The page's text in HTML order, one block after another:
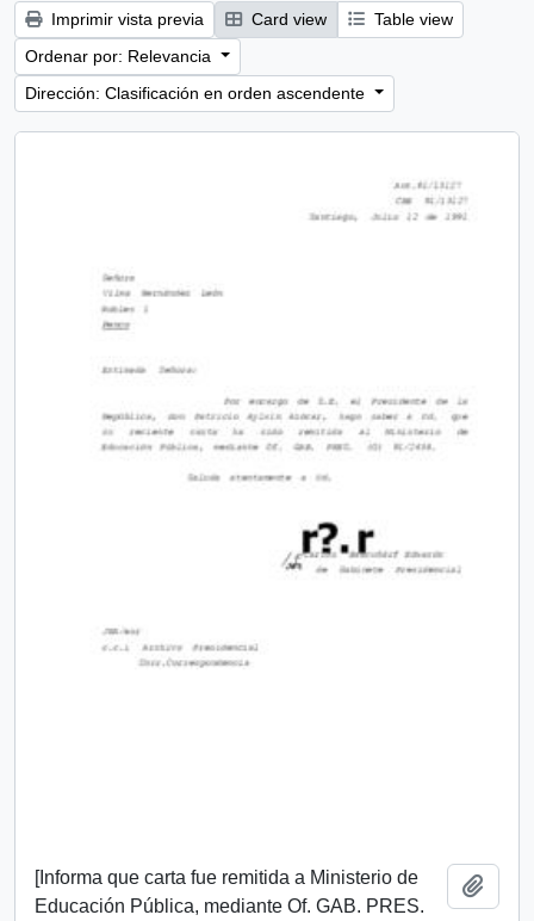
Imprimir vista previa Card view
Table view
Ordenar por: Relevancia
Dirección: Clasificación en orden ascendente
[Informa que carta fue remitida a Ministerio de
Educación Pública, mediante Of. GAB. PRES.